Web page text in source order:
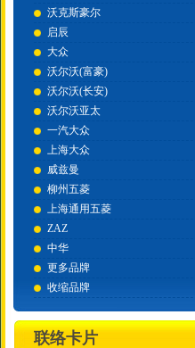
沃克斯豪尔
启辰
大众
沃尔沃(富豪)
沃尔沃(长安)
沃尔沃亚太
一汽大众
上海大众
威兹曼
柳州五菱
上海通用五菱
ZAZ
中华
更多品牌
收缩品牌
联络卡片